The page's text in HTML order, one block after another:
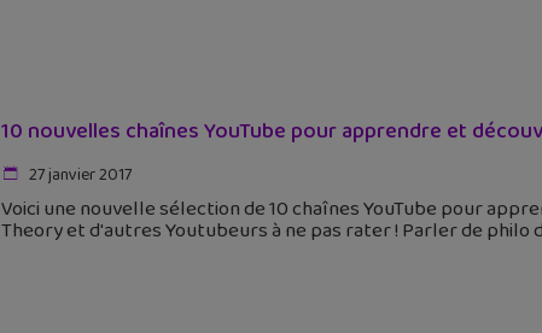
10 nouvelles chaînes YouTube pour apprendre et
27 janvier 2017
Voici une nouvelle sélection de 10 chaînes YouTube pour
Theory et d'autres Youtubeurs à ne pas rater ! Parler de philo